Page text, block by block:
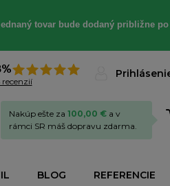
tovar bude dodaný približne po
recenzií
Nakúp ešte za 100,00 € a v
rámci SR máš dopravu zdarma.
BLOG REFERENCIE